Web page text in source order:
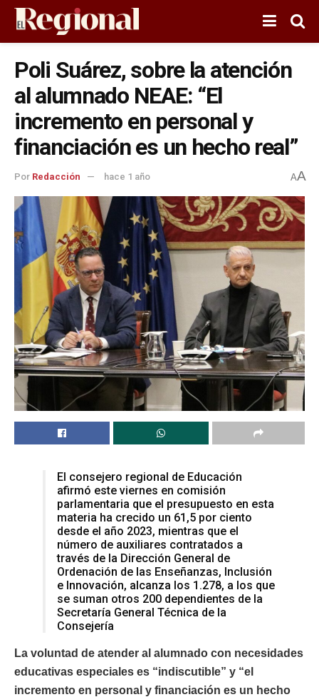
Poli Suárez, sobre la atención
al alumnado NEAE: “El
incremento en personal y
financiación es un hecho real”
Por Redacción hace 1 año AA
El consejero regional de Educación
afirmó este viernes en comisión
parlamentaria que el presupuesto en esta
materia ha crecido un 61,5 por ciento
desde el año 2023, mientras que el
número de auxiliares contratados a
través de la Dirección General de
Ordenación de las Enseñanzas, Inclusión
e Innovación, alcanza los 1.278, a los que
se suman otros 200 dependientes de la
Secretaría General Técnica de la
Consejería
La voluntad de atender al alumnado con necesidades
educativas especiales es “indiscutible” y “el
incremento en personal y financiación es un hecho